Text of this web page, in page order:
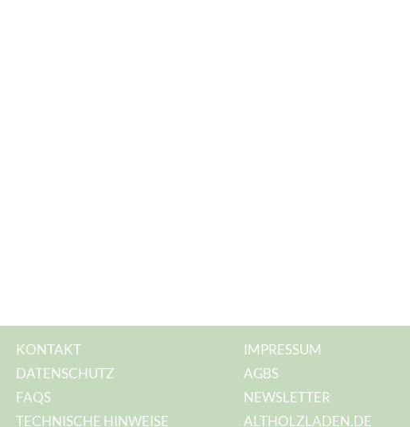
KONTAKT
DATENSCHUTZ
FAQS
TECHNISCHE HINWEISE
IMPRESSUM
AGBS
NEWSLETTER
ALTHOLZLADEN.DE